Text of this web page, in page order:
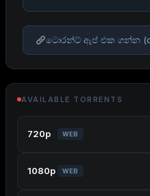
ටොරන්ට් ඇප් එක ගන්න
AVAILABLE TORRENTS
720p WEB
1080p WEB